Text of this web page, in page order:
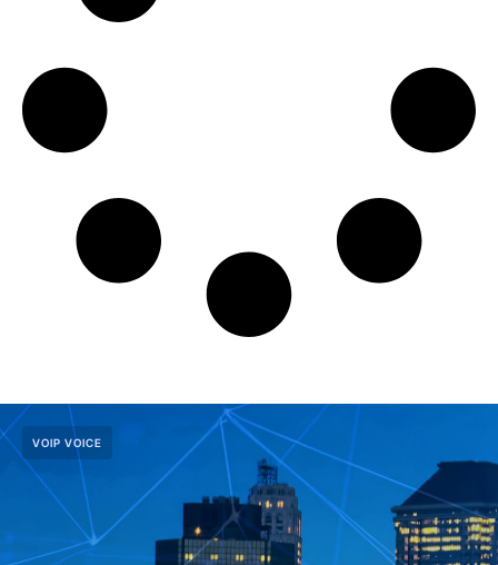
VOIP VOICE